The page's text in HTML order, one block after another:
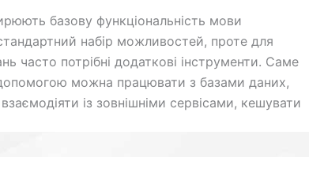
базову функціональність мови
набір можливостей, проте для
часто потрібні додаткові інструменти. Саме
можна працювати з базами даних,
із зовнішніми сервісами, кешувати